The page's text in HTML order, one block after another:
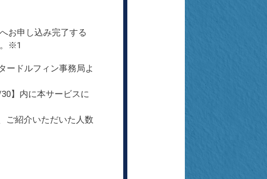
お申し込み完了する
※1
ードルフィン事務局よ
】内に本サービスに
ご紹介いただいた人数